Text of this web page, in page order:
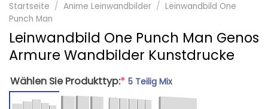
Startseite / Anime Leinwandbilder / Leinwandbild One
Punch Man
Leinwandbild One Punch Man Genos
Armure Wandbilder Kunstdrucke
Wählen Sie Produkttyp:* 5 Teilig Mix